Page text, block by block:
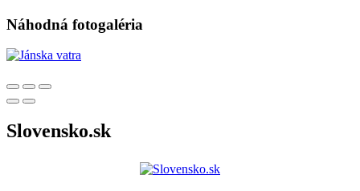
Náhodná fotogaléria
Slovensko.sk